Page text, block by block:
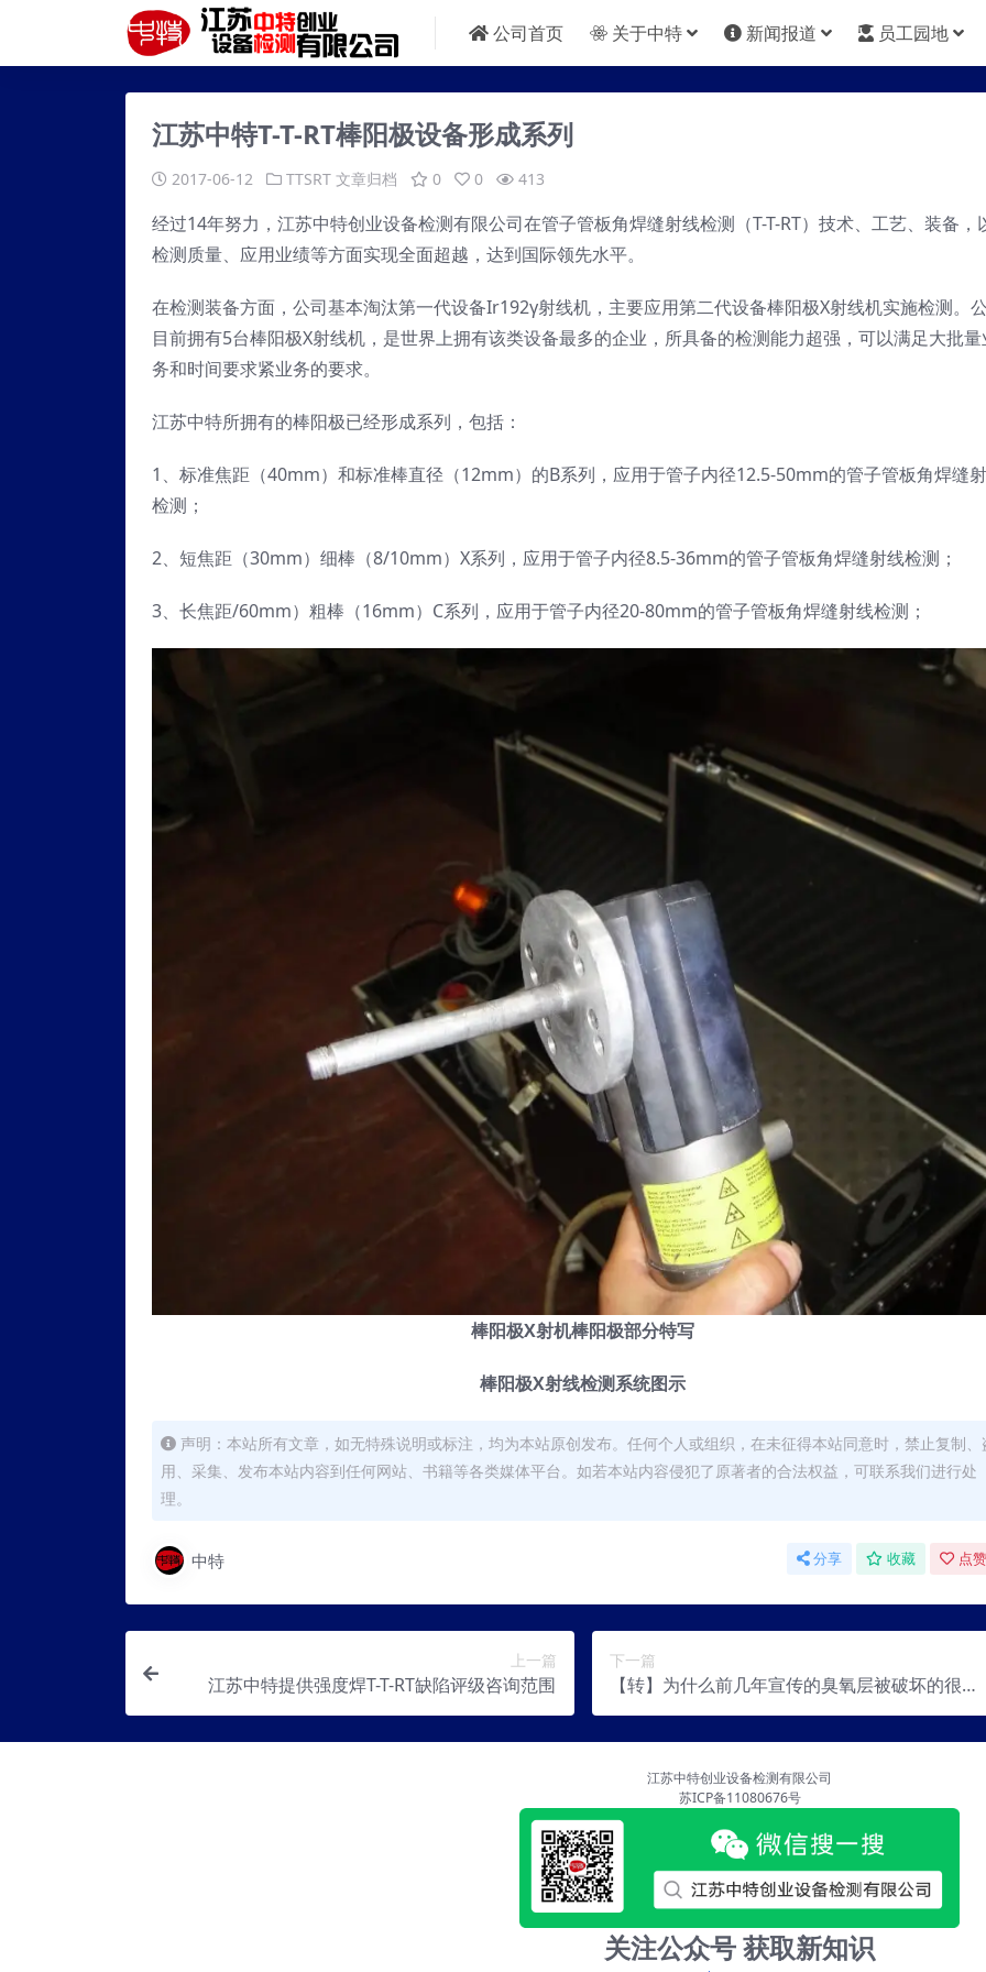
公司首页 关于中特 新闻报道 员工园地
江苏中特T-T-RT棒阳极设备形成系列
2017-06-12 TTSRT 文章归档 0 0 413
经过14年努力，江苏中特创业设备检测有限公司在管子管板角焊缝射线检测（T-T-RT）技术、工艺、装备，
检测质量、应用业绩等方面实现全面超越，达到国际领先水平。
在检测装备方面，公司基本淘汰第一代设备Ir192γ射线机，主要应用第二代设备棒阳极X射线机实施检测。
目前拥有5台棒阳极X射线机，是世界上拥有该类设备最多的企业，所具备的检测能力超强，可以满足大批量
务和时间要求紧业务的要求。
江苏中特所拥有的棒阳极已经形成系列，包括：
1、标准焦距（40mm）和标准棒直径（12mm）的B系列，应用于管子内径12.5-50mm的管子管板角焊缝
检测；
2、短焦距（30mm）细棒（8/10mm）X系列，应用于管子内径8.5-36mm的管子管板角焊缝射线检测；
3、长焦距/60mm）粗棒（16mm）C系列，应用于管子内径20-80mm的管子管板角焊缝射线检测；
棒阳极X射机棒阳极部分特写
棒阳极X射线检测系统图示
声明：本站所有文章，如无特殊说明或标注，均为本站原创发布。任何个人或组织，在未征得本站同意时，禁止复制、
用、采集、发布本站内容到任何网站、书籍等各类媒体平台。如若本站内容侵犯了原著者的合法权益，可联系我们进行处
理。
中特 分享 收藏 点
上一篇
江苏中特提供强度焊T-T-RT缺陷评级咨询范围
下一篇
【转】为什么前几年宣传的臭氧层被破坏的很严
重，这几年却没人提了？
江苏中特创业设备检测有限公司
苏ICP备11080676号
关注公众号 获取新知识